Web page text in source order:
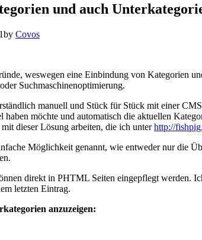
und auch
by Covos
weswegen eine Einbindung von Kategorien
Suchmaschinenoptimierung.
manuell und Stück für Stück mit einer
haben möchte und automatisch die aktuellen
dieser Lösung arbeiten, die ich unterhttp://
Möglichkeit genannt, wie entweder nur die
direkt in PHTML Seiten eingepflegt werden.
letzten Eintrag.
anzuzeigen: